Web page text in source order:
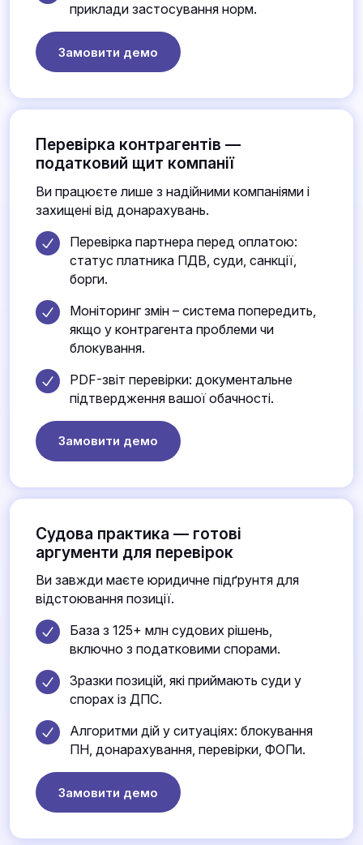
приклади застосування норм.
Замовити демо
Перевірка контрагентів —
податковий щит компанії
Ви працюєте лише з надійними компаніями і
захищені від донарахувань.
Перевірка партнера перед оплатою:
статус платника ПДВ, суди, санкції,
борги.
Моніторинг змін – система попередить,
якщо у контрагента проблеми чи
блокування.
PDF-звіт перевірки: документальне
підтвердження вашої обачності.
Замовити демо
Судова практика — готові
аргументи для перевірок
Ви завжди маєте юридичне підґрунтя для
відстоювання позиції.
База з 125+ млн судових рішень,
включно з податковими спорами.
Зразки позицій, які приймають суди у
спорах із ДПС.
Алгоритми дій у ситуаціях: блокування
ПН, донарахування, перевірки, ФОПи.
Замовити демо